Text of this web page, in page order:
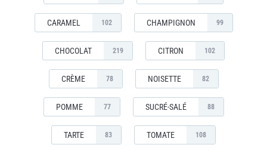
CARAMEL 102 CHAMPIGNON 99
CHOCOLAT 219 CITRON 102
CRÈME 78 NOISETTE 82
POMME 77 SUCRÉ-SALÉ 88
TARTE 83 TOMATE 108